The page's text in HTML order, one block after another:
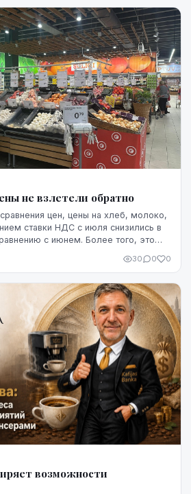
уже обеспечена и на чем
не взлетели обратно
цен, цены на хлеб, молоко,
ставки НДС с июля снизились в
с июнем. Более того, это
августа.
30 0 0
возможности